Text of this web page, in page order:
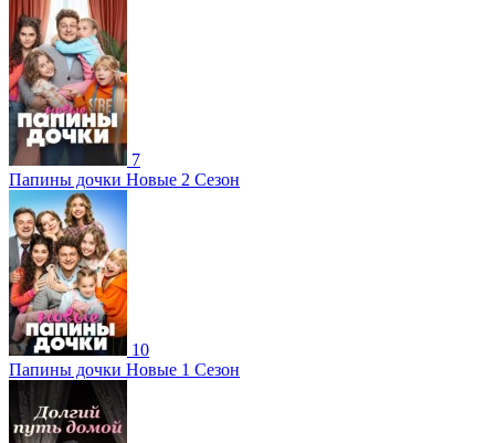
7
Папины дочки Новые 2 Сезон
10
Папины дочки Новые 1 Сезон